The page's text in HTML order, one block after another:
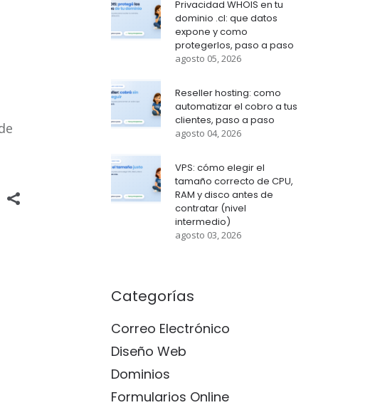
Privacidad WHOIS en tu
dominio .cl: que datos
expone y como
protegerlos, paso a paso
agosto 05, 2026
Reseller hosting: como
automatizar el cobro a tus
clientes, paso a paso
agosto 04, 2026
VPS: cómo elegir el
tamaño correcto de CPU,
RAM y disco antes de
contratar (nivel
intermedio)
agosto 03, 2026
Categorías
Correo Electrónico
Diseño Web
Dominios
Formularios Online